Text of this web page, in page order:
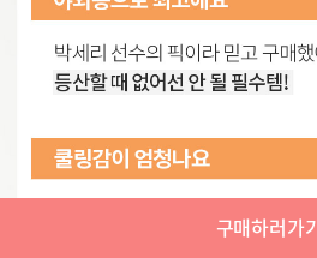
구매하러가기